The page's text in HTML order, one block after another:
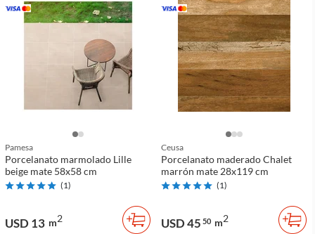
Pamesa
Porcelanato marmolado Lille
beige mate 58x58 cm
(1)
USD 13 m2
Ceusa
Porcelanato maderado Chalet
marrón mate 28x119 cm
(1)
USD 45 50 m2